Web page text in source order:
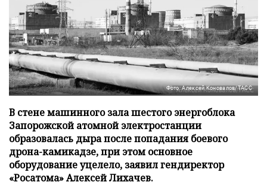
Фото: Алексей Коновалов/ТАСС
В стене машинного зала шестого энергоблока
Запорожской атомной электростанции
образовалась дыра после попадания боевого
дрона-камикадзе, при этом основное
оборудование уцелело, заявил гендиректор
«Росатома» Алексей Лихачев.